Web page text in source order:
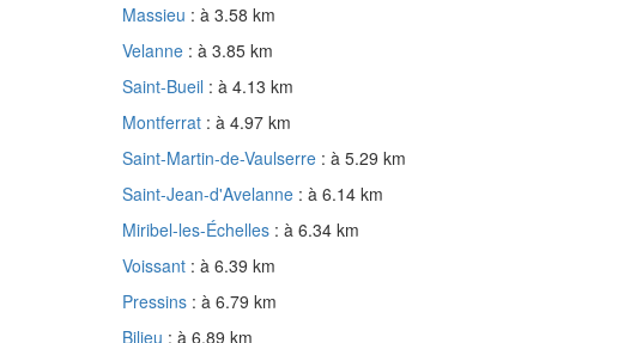
Massieu : à 3.58 km
Velanne : à 3.85 km
Saint-Bueil : à 4.13 km
Montferrat : à 4.97 km
Saint-Martin-de-Vaulserre : à 5.29 km
Saint-Jean-d'Avelanne : à 6.14 km
Miribel-les-Échelles : à 6.34 km
Voissant : à 6.39 km
Pressins : à 6.79 km
Bilieu : à 6.89 km